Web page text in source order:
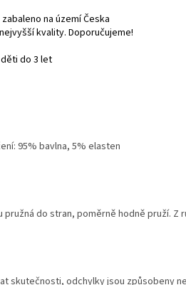
na území Česka
kvality. Doporučujeme!
do 3 let
95% bavlna, 5% elasten
do stran, poměrně hodně pruží. Z
skutečnosti, odchylky jsou způsobeny